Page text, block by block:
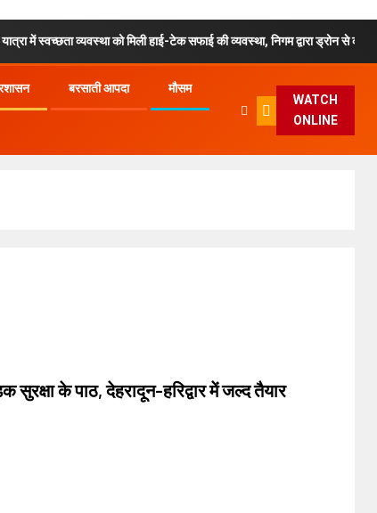
व्यवस्था को मिली हाई-टेक सफाई की व्यवस्था, निगम द्वारा ड्रोन से की जा रही रियल-
बरसाती आपदा मौसम
WATCH
ONLINE
के पाठ, देहरादून-हरिद्वार में जल्द तैयार